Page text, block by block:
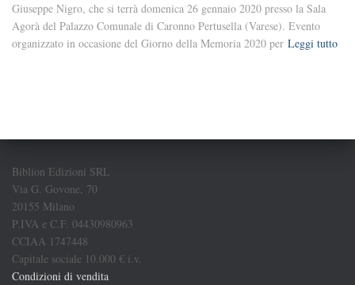
Giuseppe Nigro, che si terrà domenica 26 gennaio 2020 presso la Sala
Agorà del Palazzo Comunale di Caronno Pertusella (Varese). Evento
organizzato in occasione del Giorno della Memoria 2020 per Leggi tutto
Biblion Edizioni SRL
Via G. Govone, 70
20155 Milano
P.IVA e C.F. 04430980963
CCIAA 1747448
Capitale sociale 10.000 € i.v.
Condizioni di vendita